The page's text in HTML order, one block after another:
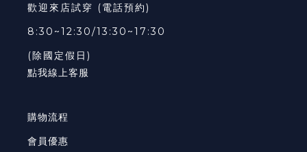
歡迎來店試穿 (電話預約)
8:30~12:30/13:30~17:30
(除國定假日)
點我線上客服
購物流程
會員優惠